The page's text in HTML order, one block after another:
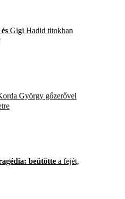
Gigi Hadid titokban
György gőzerővel
beütötte a fejét,